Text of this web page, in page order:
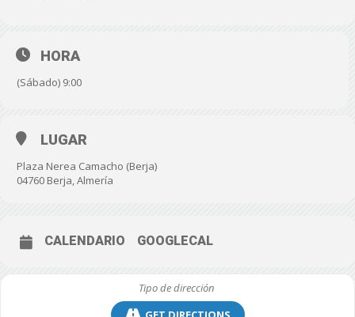
HORA
(Sábado) 9:00
LUGAR
Plaza Nerea Camacho (Berja)
04760 Berja, Almería
CALENDARIO GOOGLECAL